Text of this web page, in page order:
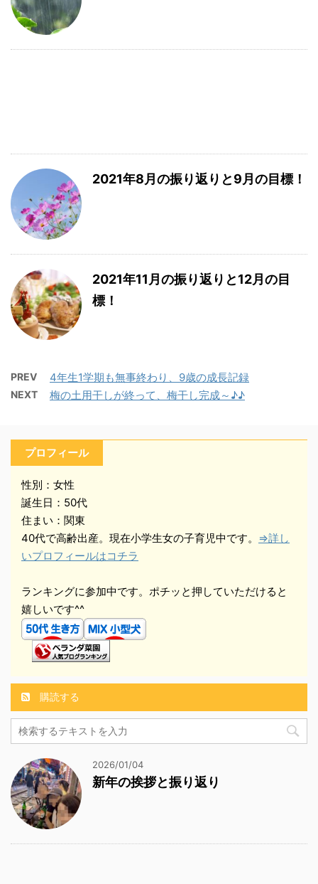
2021年8月の振り返りと9月の目標！
2021年11月の振り返りと12月の目
標！
PREV 4年生1学期も無事終わり、9歳の成長記録
NEXT 梅の土用干しが終って、梅干し完成～♪♪
プロフィール
性別：女性
誕生日：50代
住まい：関東
40代で高齢出産。現在小学生女の子育児中です。 ⇒詳し
いプロフィールはコチラ
ランキングに参加中です。ポチッと押していただけると
嬉しいです^^
購読する
2026/01/04
新年の挨拶と振り返り